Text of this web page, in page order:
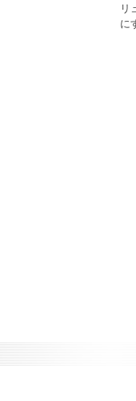
リ
に